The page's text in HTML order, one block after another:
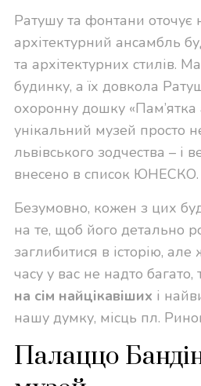
Ратушу та фонтани оточує
архітектурний ансамбль
та архітектурних стилів.
будинку, а їх довкола
охоронну дошку «Пам’ятка
унікальний музей просто
львівського зодчества – і
внесено в список ЮНЕСКО.
Безумовно, кожен з цих
на те, щоб його детально
заглибитися в історію,
часу у вас не надто багато,
на сім найцікавіших і
нашу думку, місць пл.
Палаццо